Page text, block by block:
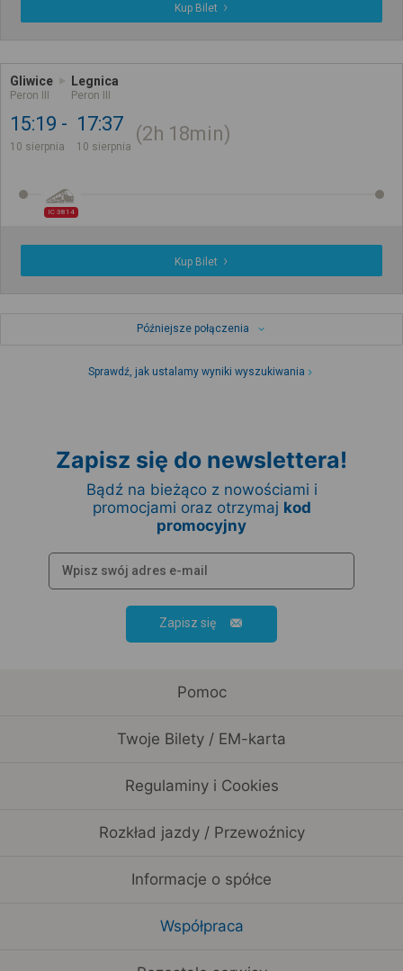
Kup Bilet
Gliwice
Peron III
Legnica
Peron III
15:19
10 sierpnia
17:37
10 sierpnia
2h 18min
IC 3814
Kup Bilet
Późniejsze połączenia
Sprawdź, jak ustalamy wyniki wyszukiwania
Zapisz się do newslettera!
Bądź na bieżąco z nowościami i
promocjami oraz otrzymaj kod
promocyjny
Zapisz się
Pomoc
Twoje Bilety / EM-karta
Regulaminy i Cookies
Rozkład jazdy / Przewoźnicy
Informacje o spółce
Współpraca